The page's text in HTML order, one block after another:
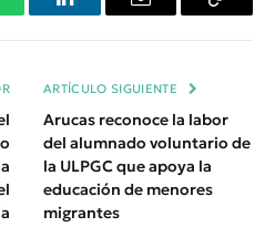
LinkedInEmail
Copiar
ARTÍCULO SIGUIENTE
Arucas reconoce la labor
del alumnado voluntario de
la ULPGC que apoya la
educación de menores
migrantes